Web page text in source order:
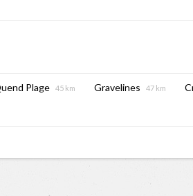
Plage 45 km Gravelines 47 km